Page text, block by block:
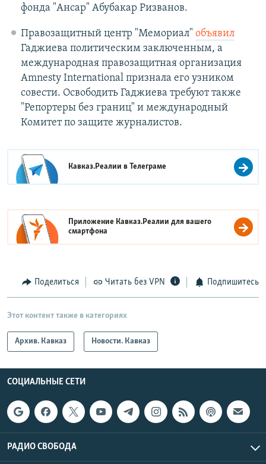
фонда "Ансар" Абубакар Ризванов.
Правозащитный центр "Мемориал" объявил
Гаджиева политическим заключенным, а
международная правозащитная организация
Amnesty International признала его узником
совести. Освободить Гаджиева требуют также
"Репортеры без границ" и международный
Комитет по защите журналистов.
Кавказ.Реалии вТелеграме
Приложение Кавказ.Реалии для вашего
смартфона
Поделиться Читать без VPN Подпишитесь
Этот контент также в категориях
Архив. Кавказ Новости. Кавказ
СОЦИАЛЬНЫЕ СЕТИ
РАДИО СВОБОДА